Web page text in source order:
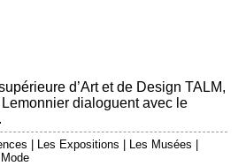
d’Art et de Design TALM,
dialoguent avec le
Les Expositions Les Musées